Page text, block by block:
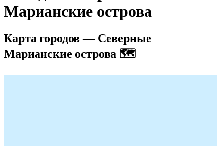
Марианские острова
Карта городов — Северные
Марианские острова 🗺️